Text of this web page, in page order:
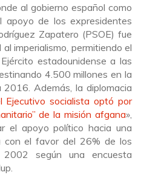
al gobierno español como
apoyo de los expresidentes
Zapatero (PSOE) fue
imperialismo, permitiendo el
estadounidense a las
4.500 millones en la
Además, la diplomacia
Ejecutivo socialista optó por
de la misión afgana»,
el apoyo político hacia una
con el favor del 26% de los
según una encuesta